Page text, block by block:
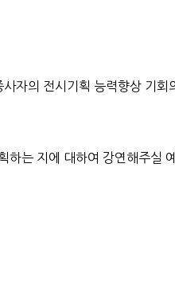
자의 전시기획 능력향상 기회
하는 지에 대하여 강연해주실